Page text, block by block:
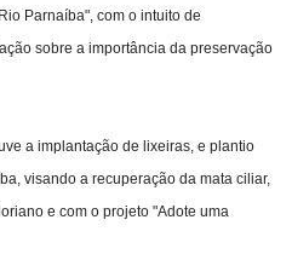
Parnaíba", com o intuito de
sobre a importância da preservação
a implantação de lixeiras, e plantio
visando a recuperação da mata ciliar,
e com o projeto "Adote uma